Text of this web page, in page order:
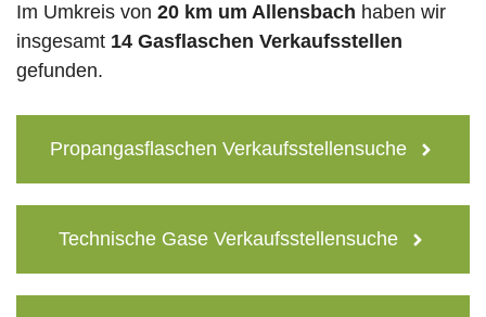
Im Umkreis von 20 km um Allensbach haben wir
insgesamt 14 Gasflaschen Verkaufsstellen
gefunden.
Propangasflaschen Verkaufsstellensuche
Technische Gase Verkaufsstellensuche